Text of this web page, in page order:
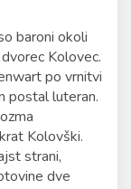
baroni okoli
Kolovec.
po vrnitvi
postal luteran.
Kolovški.
strani,
dve